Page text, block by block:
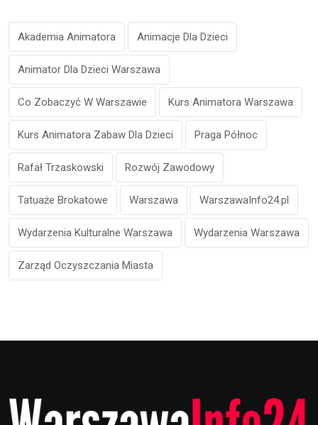
Akademia Animatora Animacje Dla Dzieci
Animator Dla Dzieci Warszawa
Co Zobaczyć W Warszawie Kurs Animatora Warszawa
Kurs Animatora Zabaw Dla Dzieci Praga Północ
Rafał Trzaskowski Rozwój Zawodowy
Tatuaże Brokatowe Warszawa WarszawaInfo24.pl
Wydarzenia Kulturalne Warszawa Wydarzenia Warszawa
Zarząd Oczyszczania Miasta